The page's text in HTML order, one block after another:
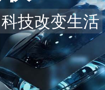
分析解决方